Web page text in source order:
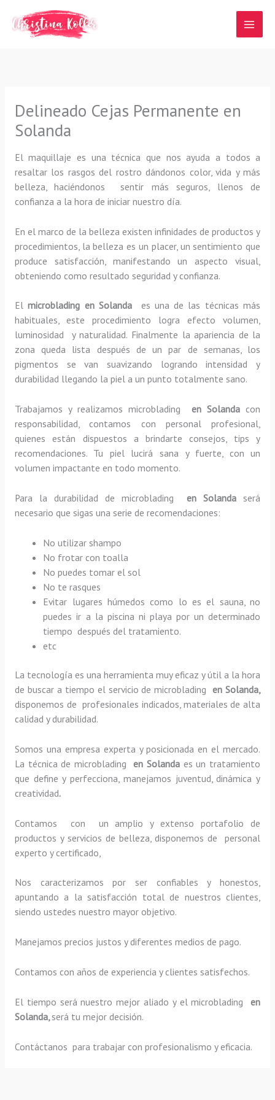
contenido
Delineado Cejas Permanente en
Solanda
El maquillaje es una técnica que nos ayuda a todos a
resaltar los rasgos del rostro dándonos color, vida y más
belleza, haciéndonos sentir más seguros, llenos de
confianza a la hora de iniciar nuestro día.
En el marco de la belleza existen infinidades de productos y
procedimientos, la belleza es un placer, un sentimiento que
produce satisfacción, manifestando un aspecto visual,
obteniendo como resultado seguridad y confianza.
Elmicroblading en Solanda es una de las técnicas más
habituales, este procedimiento logra efecto volumen,
luminosidad y naturalidad. Finalmente la apariencia de la
zona queda lista después de un par de semanas, los
pigmentos se van suavizando logrando intensidad y
durabilidad llegando la piel a un punto totalmente sano.
Trabajamos y realizamos microblading en Solanda con
responsabilidad, contamos con personal profesional,
quienes están dispuestos a brindarte consejos, tips y
recomendaciones. Tu piel lucirá sana y fuerte, con un
volumen impactante en todo momento.
Para la durabilidad de microblading en Solanda será
necesario que sigas una serie de recomendaciones:
No utilizar shampo
No frotar con toalla
No puedes tomar el sol
No te rasques
Evitar lugares húmedos como lo es el sauna, no
puedes ir a la piscina ni playa por un determinado
tiempo después del tratamiento.
etc
La tecnología es una herramienta muy eficaz y útil a la hora
de buscar a tiempo el servicio de microblading en Solanda,
disponemos de profesionales indicados, materiales de alta
calidad y durabilidad.
Somos una empresa experta y posicionada en el mercado.
La técnica de microblading en Solanda es un tratamiento
que define y perfecciona, manejamos juventud, dinámica y
creatividad.
Contamos con un amplio y extenso portafolio de
productos y servicios de belleza, disponemos de personal
experto y certificado,
Nos caracterizamos por ser confiables y honestos,
apuntando a la satisfacción total de nuestros clientes,
siendo ustedes nuestro mayor objetivo.
Manejamos precios justos y diferentes medios de pago.
Contamos con años de experiencia y clientes satisfechos.
El tiempo será nuestro mejor aliado y elmicroblading en
Solanda, será tu mejor decisión.
Contáctanos para trabajar con profesionalismo y eficacia.